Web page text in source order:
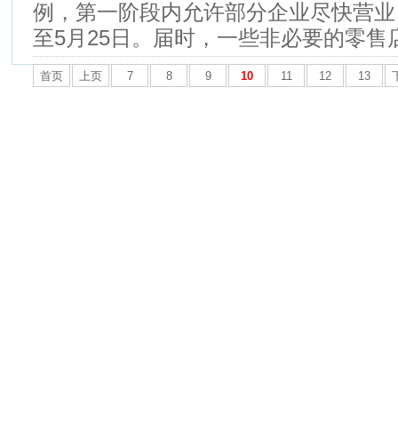
例，第一阶段内允许部分企业尽快营
至5月25日。届时，一些非必要的零售
首页 上页 7 8 9 10 11 12 13